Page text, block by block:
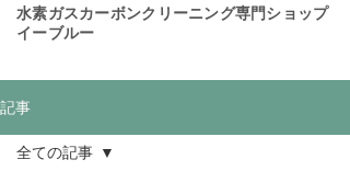
​水素ガスカーボンクリーニング専門ショップ
イーブルー
記事
全ての記事